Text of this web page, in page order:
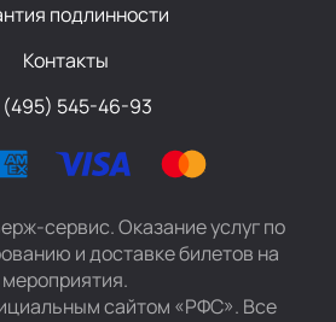
подлинности
Контакты
(495) 545-46-93
сервис. Оказание услуг по
и доставке билетов на
мероприятия.
сайтом «РФС». Все